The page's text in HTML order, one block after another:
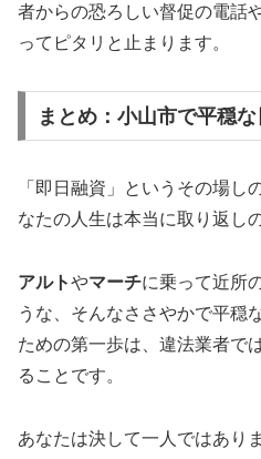
者からの恐ろしい督促の電話
ってピタリと止まります。
まとめ：小山市で平穏
「即日融資」というその場し
なたの人生は本当に取り返し
アルトやマーチに乗って近所
うな、そんなささやかで平穏
ための第一歩は、違法業者で
ることです。
あなたは決して一人ではあり